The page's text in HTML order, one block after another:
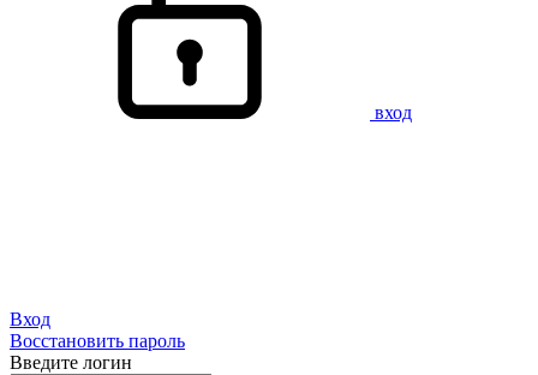
вход
Вход
Восстановить пароль
Введите логин